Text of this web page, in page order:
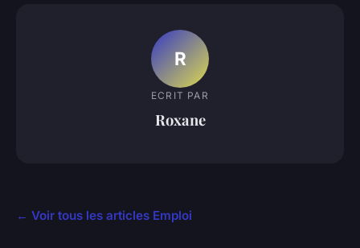
R
ECRIT PAR
Roxane
← Voir tous les articles Emploi